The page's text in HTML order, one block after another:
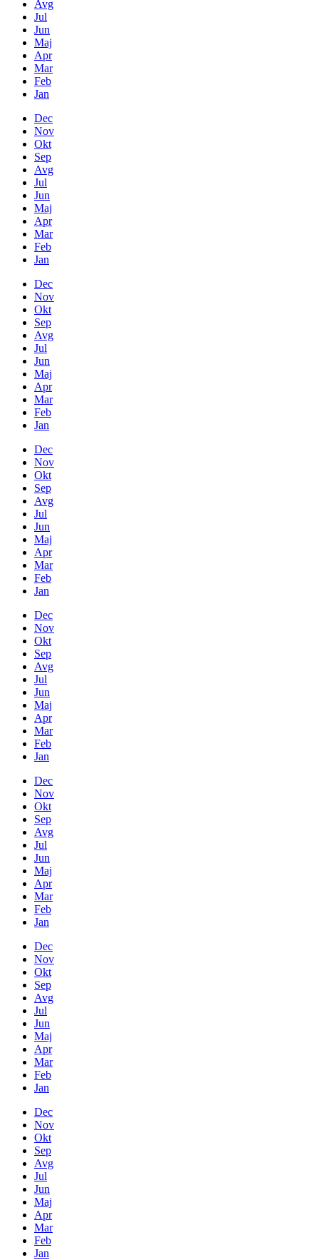
Avg
Jul
Jun
Maj
Apr
Mar
Feb
Jan
Dec
Nov
Okt
Sep
Avg
Jul
Jun
Maj
Apr
Mar
Feb
Jan
Dec
Nov
Okt
Sep
Avg
Jul
Jun
Maj
Apr
Mar
Feb
Jan
Dec
Nov
Okt
Sep
Avg
Jul
Jun
Maj
Apr
Mar
Feb
Jan
Dec
Nov
Okt
Sep
Avg
Jul
Jun
Maj
Apr
Mar
Feb
Jan
Dec
Nov
Okt
Sep
Avg
Jul
Jun
Maj
Apr
Mar
Feb
Jan
Dec
Nov
Okt
Sep
Avg
Jul
Jun
Maj
Apr
Mar
Feb
Jan
Dec
Nov
Okt
Sep
Avg
Jul
Jun
Maj
Apr
Mar
Feb
Jan